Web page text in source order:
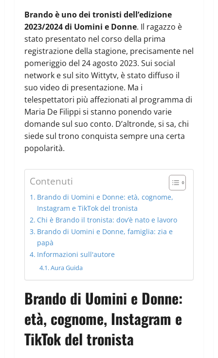
Brando è uno dei tronisti dell’edizione
2023/2024 di Uomini e Donne. Il ragazzo è
stato presentato nel corso della prima
registrazione della stagione, precisamente nel
pomeriggio del 24 agosto 2023. Sui social
network e sul sito Wittytv, è stato diffuso il
suo video di presentazione. Ma i
telespettatori più affezionati al programma di
Maria De Filippi si stanno ponendo varie
domande sul suo conto. D’altronde, si sa, chi
siede sul trono conquista sempre una certa
popolarità.
Contenuti
Brando di Uomini e Donne: età, cognome,
Instagram e TikTok del tronista
Chi è Brando il tronista: dov’è nato e lavoro
Brando di Uomini e Donne, famiglia: zia e
papà
Informazioni sull'autore
Aura Guida
Brando di Uomini e Donne:
età, cognome, Instagram e
TikTok del tronista